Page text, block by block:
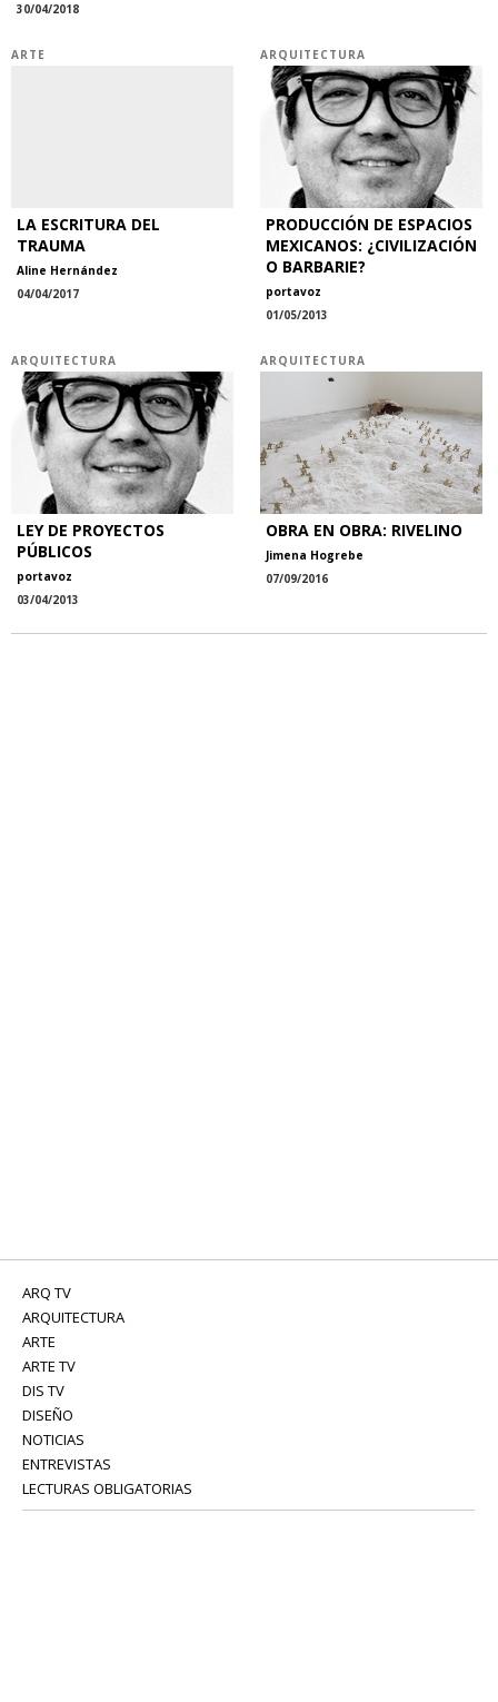
30/04/2018
ARTE
LA ESCRITURA DEL
TRAUMA
Aline Hernández
04/04/2017
ARQUITECTURA
PRODUCCIÓN DE ESPACIOS
MEXICANOS: ¿CIVILIZACIÓN
O BARBARIE?
portavoz
01/05/2013
ARQUITECTURA
LEY DE PROYECTOS
PÚBLICOS
portavoz
03/04/2013
ARQUITECTURA
OBRA EN OBRA: RIVELINO
Jimena Hogrebe
07/09/2016
ARQ TV
ARQUITECTURA
ARTE
ARTE TV
DIS TV
DISEÑO
NOTICIAS
ENTREVISTAS
LECTURAS OBLIGATORIAS